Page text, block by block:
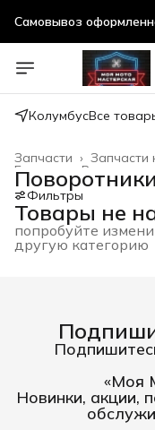
Самовывоз
Самовывоз
после
КолумбусВсе
Запчасти
Запчасти ›
Все товары
Главная
Поворотники
Фильтры
Товары не
попробуйте
другую категорию
«Моя
Новинки, акции,